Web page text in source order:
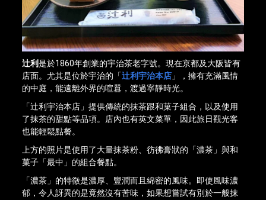
辻󠄀利是於1860年創業的宇治茶老字號。現在京都及大阪皆有
店面。尤其是位於宇治的「辻󠄀利宇治本店 」，擁有充滿風情
的中庭，能遠離外界的喧囂，渡過寧靜時光。
「辻󠄀利宇治本店」提供傳統的抹茶跟和菓子組合，以及使用
了抹茶的甜點等品項。店內也有英文菜單，因此旅日觀光客
也能輕鬆點餐。
上方的照片是使用了大量抹茶粉、彷彿膏狀的「濃茶」與和
菓子「最中」的組合餐點。
「濃茶」的特徵是濃厚、豐潤而且綿密的風味。即使風味濃
郁，令人訝異的是竟然沒有苦味，如果想嘗試有別於一般抹